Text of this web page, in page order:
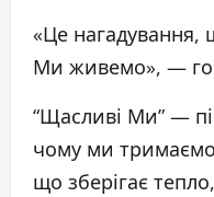
«Це
Ми живемо», —
“Щасливі Ми” —
чому ми
що зберігає